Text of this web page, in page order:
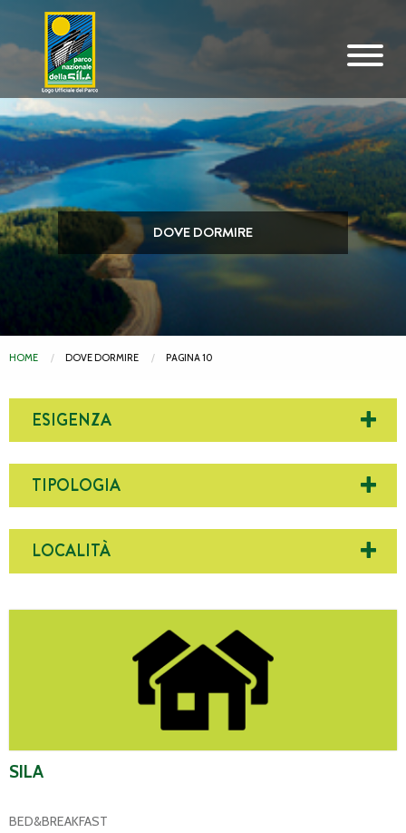
Vai al contenuto principale
DOVE DORMIRE
HOME DOVE DORMIRE PAGINA 10
ESIGENZA
TIPOLOGIA
LOCALITÀ
SILA
BED&BREAKFAST